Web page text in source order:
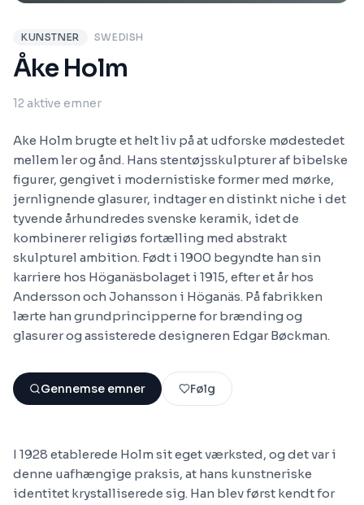
KUNSTNER SWEDISH
Åke Holm
12 aktive emner
Ake Holm brugte et helt liv på at udforske mødestedet
mellem ler og ånd. Hans stentøjsskulpturer af bibelske
figurer, gengivet i modernistiske former med mørke,
jernlignende glasurer, indtager en distinkt niche i det
tyvende århundredes svenske keramik, idet de
kombinerer religiøs fortælling med abstrakt
skulpturel ambition. Født i 1900 begyndte han sin
karriere hos Höganäsbolaget i 1915, efter et år hos
Andersson och Johansson i Höganäs. På fabrikken
lærte han grundprincipperne for brænding og
glasurer og assisterede designeren Edgar Bøckman.
Gennemse emner Følg
I 1928 etablerede Holm sit eget værksted, og det var i
denne uafhængige praksis, at hans kunstneriske
identitet krystalliserede sig. Han blev først kendt for